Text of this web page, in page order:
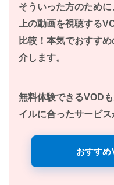
そういった方のため
上の動画を視聴する
比較！本気でおすす
介します。
無料体験できるVOD
イルに合ったサービス
おすす